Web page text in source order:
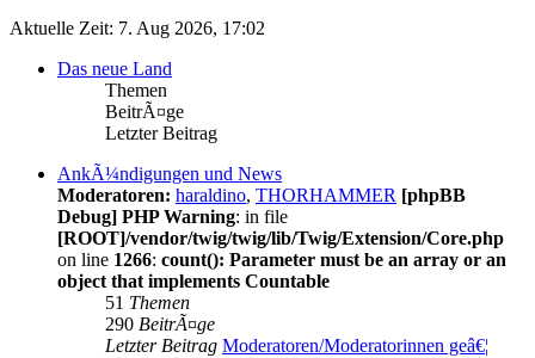
Aktuelle Zeit: 7. Aug 2026, 17:02
Das neue Land
Themen
BeitrÃ¤ge
Letzter Beitrag
AnkÃ¼ndigungen und News
Moderatoren: haraldino, THORHAMMER [phpBB
Debug] PHP Warning: in file
[ROOT]/vendor/twig/twig/lib/Twig/Extension/Core.php
on line 1266: count(): Parameter must be an array or an
object that implements Countable
51 Themen
290 BeitrÃ¤ge
Letzter Beitrag Moderatoren/Moderatorinnen geâ€¦